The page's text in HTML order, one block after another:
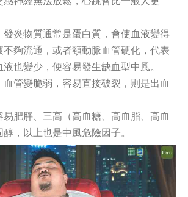
發炎物質通常是蛋白質，會使血液變得
不夠流通，或者頸動脈血管硬化，代表
也變少，便容易發生缺血型中風。
血管變脆弱，容易直接破裂，則是出血
易肥胖、三高（高血糖、高血脂、高血
，以上也是中風危險因子。